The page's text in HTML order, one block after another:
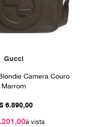
Gucci
Camera Couro
Marrom
6.890,00